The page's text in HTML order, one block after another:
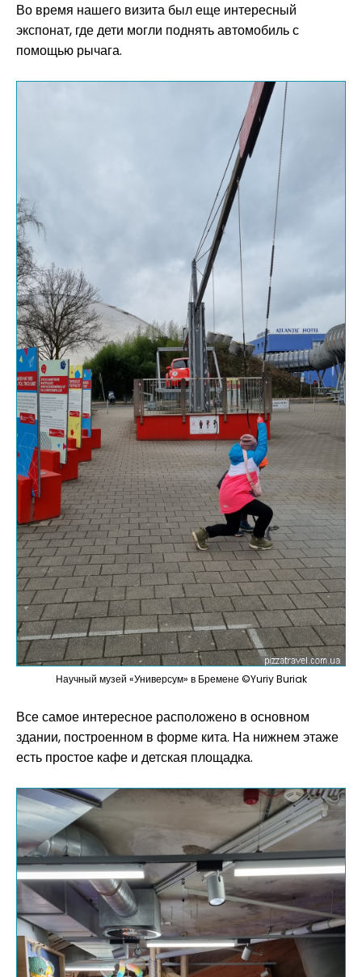
Во время нашего визита был еще интересный
экспонат, где дети могли поднять автомобиль с
помощью рычага.
Научный музей «Универсум» в Бремене ©Yuriy Buriak
Все самое интересное расположено в основном
здании, построенном в форме кита. На нижнем этаже
есть простое кафе и детская площадка.